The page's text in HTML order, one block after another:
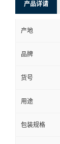
产品详请
产地
品牌
货号
用途
包装规格